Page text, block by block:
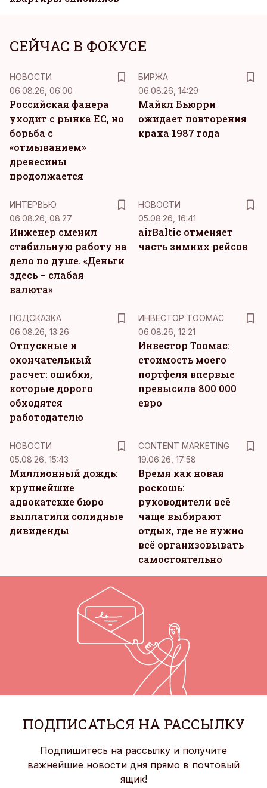
СЕЙЧАС В ФОКУСЕ
НОВОСТИ
06.08.26, 06:00
Российская фанера
уходит с рынка ЕС, но
борьба с
«отмыванием»
древесины
продолжается
БИРЖА
06.08.26, 14:29
Майкл Бьюрри
ожидает повторения
краха 1987 года
ИНТЕРВЬЮ
06.08.26, 08:27
Инженер сменил
стабильную работу на
дело по душе. «Деньги
здесь – слабая
валюта»
НОВОСТИ
05.08.26, 16:41
airBaltic отменяет
часть зимних рейсов
ПОДСКАЗКА
06.08.26, 13:26
Отпускные и
окончательный
расчет: ошибки,
которые дорого
обходятся
работодателю
ИНВЕСТОР ТООМАС
06.08.26, 12:21
Инвестор Тоомас:
стоимость моего
портфеля впервые
превысила 800 000
евро
НОВОСТИ
05.08.26, 15:43
Миллионный дождь:
крупнейшие
адвокатские бюро
выплатили солидные
дивиденды
CONTENT MARKETING
19.06.26, 17:58
Время как новая
роскошь:
руководители всё
чаще выбирают
отдых, где не нужно
всё организовывать
самостоятельно
ПОДПИСАТЬСЯ НА РАССЫЛКУ
Подпишитесь на рассылку и получите
важнейшие новости дня прямо в почтовый
ящик!